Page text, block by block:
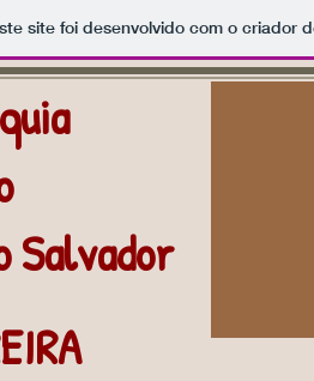
site foi desenvolvido com o criador
Salvador